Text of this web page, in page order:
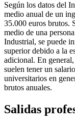
Según los datos del
medio anual de un
35.000 euros brutos.
medio de una
Industrial, se puede
superior debido a la
adicional. En
suelen tener un
universitarios en
brutos anuales.
Salidas